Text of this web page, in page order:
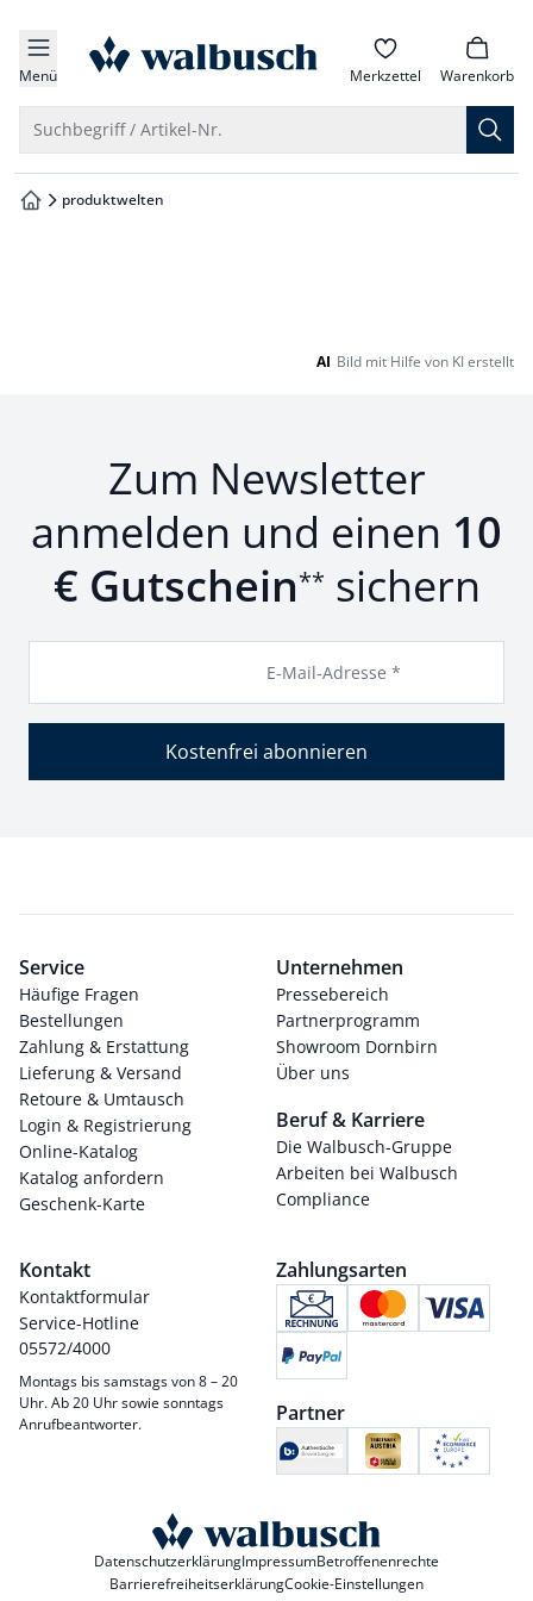
springen
springen
springen
springen
Menü zur Startseite Merkzettel Warenkorb
Suchbegriff / Artikel-Nr.
zur Startseite
produktwelten
AI Bild mit Hilfe von KI erstellt
Zum Newsletter
anmelden und einen 10
€ Gutschein** sichern
E-Mail-Adresse *
Kostenfrei abonnieren
Service
Häufige Fragen
Bestellungen
Zahlung & Erstattung
Lieferung & Versand
Retoure & Umtausch
Login & Registrierung
Online-Katalog
Katalog anfordern
Geschenk-Karte
Unternehmen
Pressebereich
Partnerprogramm
Showroom Dornbirn
Über uns
Beruf & Karriere
Die Walbusch-Gruppe
Arbeiten bei Walbusch
Compliance
Kontakt
Kontaktformular
Service-Hotline
05572/4000
Montags bis samstags von 8 – 20
Uhr. Ab 20 Uhr sowie sonntags
Anrufbeantworter.
Zahlungsarten
Partner
DatenschutzerklärungImpressumBetroffenenrechte
BarrierefreiheitserklärungCookie-Einstellungen